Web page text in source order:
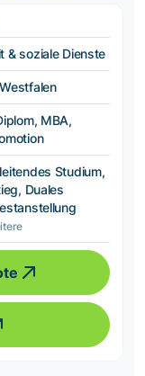
& soziale Dienste
MBA,
Studium,
Duales